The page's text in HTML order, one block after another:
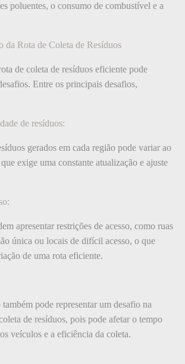
poluentes, o consumo de combustível e a
da Rota de Coleta de Resíduos
de coleta de resíduos eficiente pode
Entre os principais desafios,
de resíduos:
gerados em cada região pode variar ao
exige uma constante atualização e ajuste
apresentar restrições de acesso, como ruas
única ou locais de difícil acesso, o que
de uma rota eficiente.
pode representar um desafio na
de resíduos, pois pode afetar o tempo
veículos e a eficiência da coleta.